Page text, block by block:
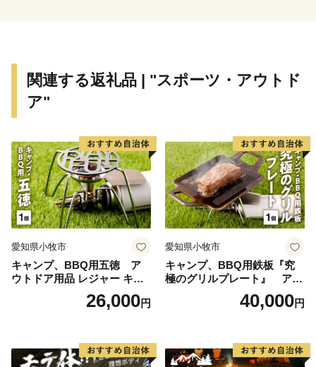
たい海の幸。 那珂湊おさかな市場では、旬の魚介類や
近海で採れる地魚が豊富に揃う魚市場で、県内外から年
のお寿司や新鮮な海の幸が盛りだくさんの海鮮丼を心ゆ
くまでご堪能いただけます。その他、たこの加工生産量
日本一を誇り、多数の水産加工会社では様々な商品の製
造、オリジナル商品の開発が盛んに行われています。ま
た、日本屈指の生産量を誇る「ほしいも」は無添加のヘ
ルシースイーツとして子供から大人まで皆に愛されるひ
たちなか市ソウルフードです。
＜ひたちなか海浜鉄道湊線＞
ひたちなか海浜鉄道湊線は、大正２年（1913年）に運
行を開始した歴史あるローカル線であり、地域を象徴す
ル」をはじめ、ドラマ・CM等のロケーションとしても
数多く起用されており、中でも、那珂湊駅は築100年を
関連する返礼品 | "スポーツ・アウトド
ア"
愛知県小牧市
キャンプ、BBQ用五徳 ア
ウトドア用品 レジャー キャ
ンプ バーベキュー BBQ 五徳
26,000円
愛知県小牧市
キャンプ、BBQ用鉄板『究
極のグリルプレート』 アウ
トドア用品 レジャー キャン
プ バーベキュー BBQ 鉄板
40,000円